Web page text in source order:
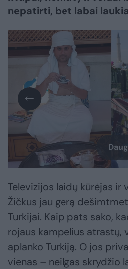
nepatirti, bet labai
Televizijos laidų kūrėjas ir
Žičkus jau gerą
Turkijai. Kaip pats sako,
rojaus kampelius atrastų,
aplanko Turkiją. O jos
vienas – neilgas skrydžio